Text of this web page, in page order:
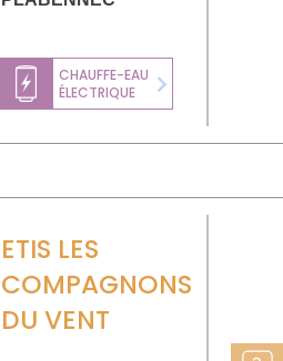
CHAUFFE-EAU
ÉLECTRIQUE
Next
ETIS LES
COMPAGNONS
DU VENT